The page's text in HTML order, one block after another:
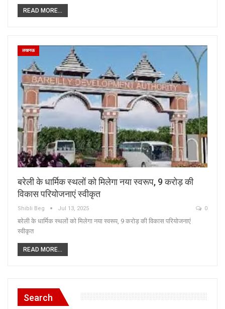
READ MORE...
लखनऊ
बरेली के धार्मिक स्थलों को मिलेगा नया स्वरूप, 9 करोड़ की
विकास परियोजनाएं स्वीकृत
Shibli Beg Jul 13, 2025 0
बरेली के धार्मिक स्थलों को मिलेगा नया स्वरूप, 9 करोड़ की विकास परियोजनाएं
स्वीकृत
READ MORE...
Search